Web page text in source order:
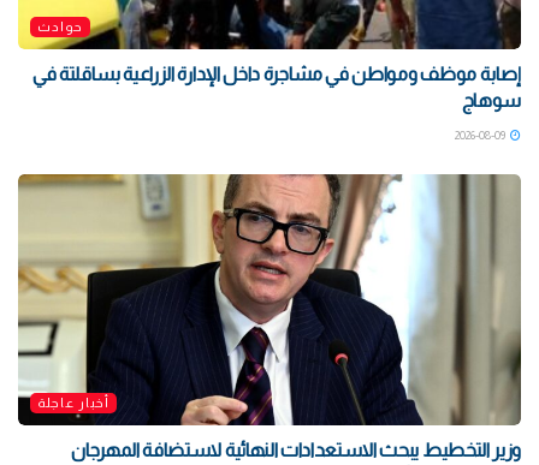
حوادث
إصابة موظف ومواطن في مشاجرة داخل الإدارة الزراعية بساقلتة في
سوهاج
أخبار عاجلة
وزير التخطيط يبحث الاستعدادات النهائية لاستضافة المهرجان